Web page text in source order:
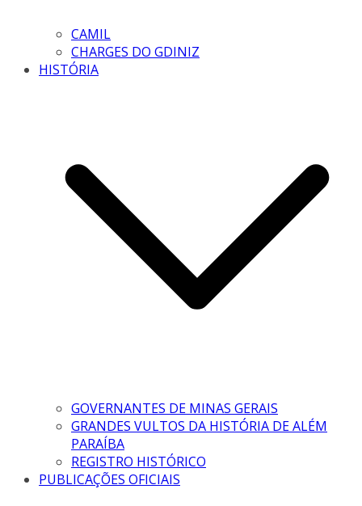
CAMIL
CHARGES DO GDINIZ
HISTÓRIA
GOVERNANTES DE MINAS GERAIS
GRANDES VULTOS DA HISTÓRIA DE ALÉM
PARAÍBA
REGISTRO HISTÓRICO
PUBLICAÇÕES OFICIAIS